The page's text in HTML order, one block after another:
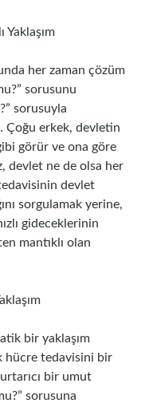
Yaklaşım
her zaman çözüm
sorusunu
sorusuyla
Çoğu erkek, devletin
görür ve ona göre
devlet ne de olsa her
devlet
sorgulamak yerine,
gideceklerinin
mantıklı olan
bir yaklaşım
hücre tedavisini bir
bir umut
sorusuna